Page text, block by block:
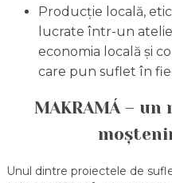
Producție locală,
lucrate într-un
economia locală și
care pun suflet în
MAKRAMÁ –
Unul dintre proiectele de